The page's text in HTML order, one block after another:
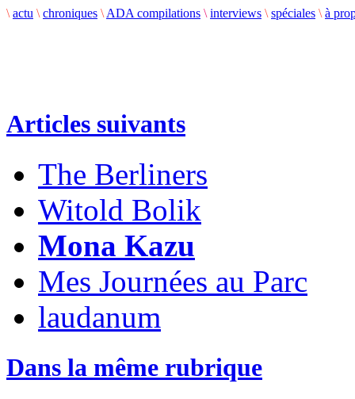
\ actu \ chroniques \ ADA compilations \ interviews \ spéciales \ à
Articles suivants
The Berliners
Witold Bolik
Mona Kazu
Mes Journées au Parc
laudanum
Dans la même rubrique